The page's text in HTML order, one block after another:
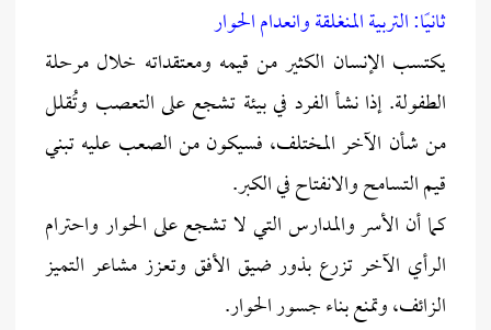
ثانيًا: التربية المنغلقة وانعدام الحوار
يكتسب الإنسان الكثير من قيمه ومعتقداته خلال مرحلة
الطفولة. إذا نشأ الفرد في بيئة تشجع على التعصب وتُقلل
من شأن الآخر المختلف، فسيكون من الصعب عليه تبني
قيم التسامح والانفتاح في الكبر.
كما أن الأسر والمدارس التي لا تشجع على الحوار واحترام
الرأي الآخر تزرع بذور ضيق الأفق وتعزز مشاعر التميز
الزائف، وتمنع بناء جسور الحوار.